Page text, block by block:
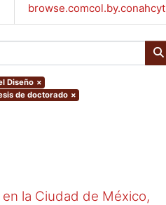
browse.comcol.by.conahcyt
Diseño ×
de doctorado ×
la Ciudad de México,